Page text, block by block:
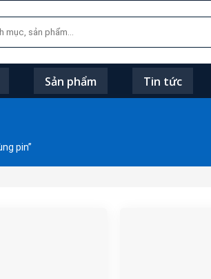
Sản phẩm Tin tức
pin”